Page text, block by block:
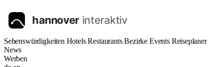
Sehenswürdigkeiten HotelsRestaurantsBezirke Events Reiseplaner
News
Werben